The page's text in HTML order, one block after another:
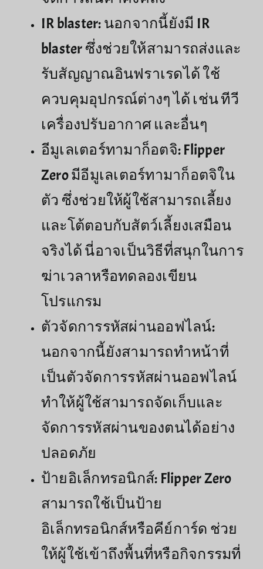
IR blaster: นอกจากนี้ยังมี IR
blaster ซึ่งช่วยให้สามารถส่งและ
รับสัญญาณอินฟราเรดได้ ใช้
ควบคุมอุปกรณ์ต่างๆ ได้ เช่น ทีวี
เครื่องปรับอากาศ และอื่นๆ
อีมูเลเตอร์ทามาก็อตจิ: Flipper
Zero มีอีมูเลเตอร์ทามาก็อตจิใน
ตัว ซึ่งช่วยให้ผู้ใช้สามารถเลี้ยง
และโต้ตอบกับสัตว์เลี้ยงเสมือน
จริงได้ นี่อาจเป็นวิธีที่สนุกในการ
ฆ่าเวลาหรือทดลองเขียน
โปรแกรม
ตัวจัดการรหัสผ่านออฟไลน์:
นอกจากนี้ยังสามารถทำหน้าที่
เป็นตัวจัดการรหัสผ่านออฟไลน์
ทำให้ผู้ใช้สามารถจัดเก็บและ
จัดการรหัสผ่านของตนได้อย่าง
ปลอดภัย
ป้ายอิเล็กทรอนิกส์: Flipper Zero
สามารถใช้เป็นป้าย
อิเล็กทรอนิกส์หรือคีย์การ์ด ช่วย
ให้ผู้ใช้เข้าถึงพื้นที่หรือกิจกรรมที่